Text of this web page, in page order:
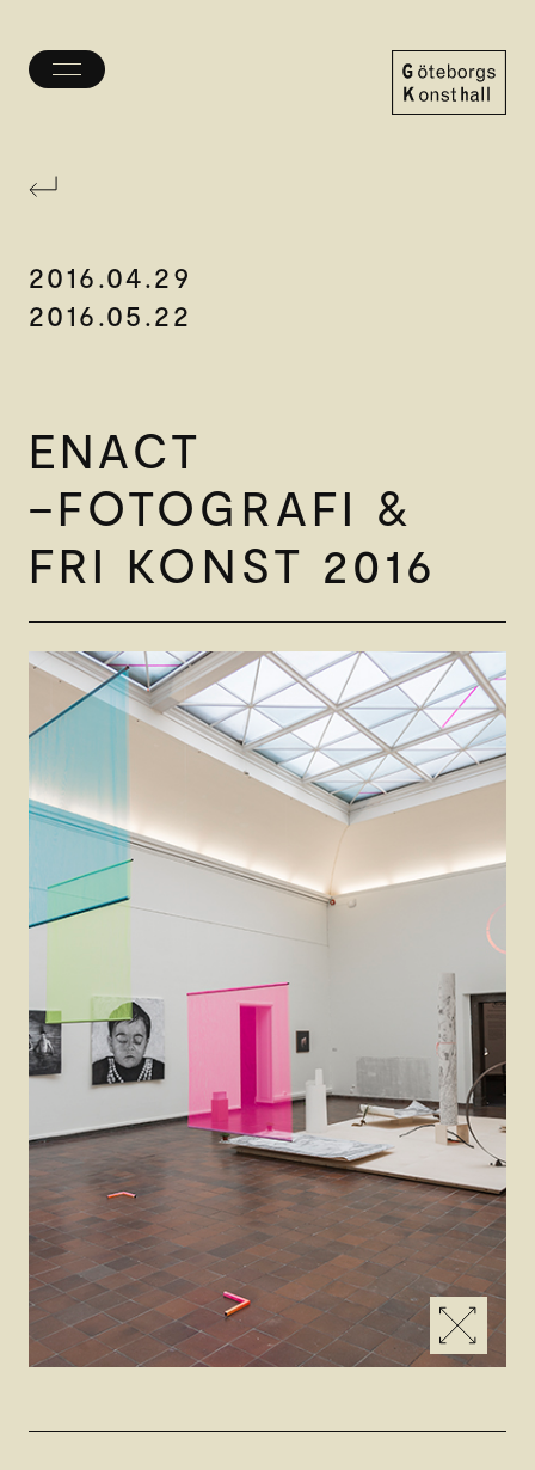
Öppna/stäng
2016.04.29
2016.05.22
ENACT
–FOTOGRAFI &
FRI KONST 2016